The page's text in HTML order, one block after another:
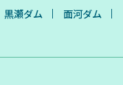
黒瀬ダム
面河ダム